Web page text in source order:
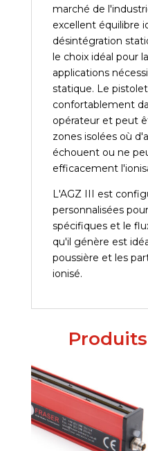
marché de
excellent équilibre
désintégration
le choix idéal pour
applications
statique. Le
confortablement
opérateur et peut
zones isolées où
échouent ou ne
efficacement
L'AGZ III est
personnalisées
spécifiques et le
qu'il génère est
poussière et les
ionisé.